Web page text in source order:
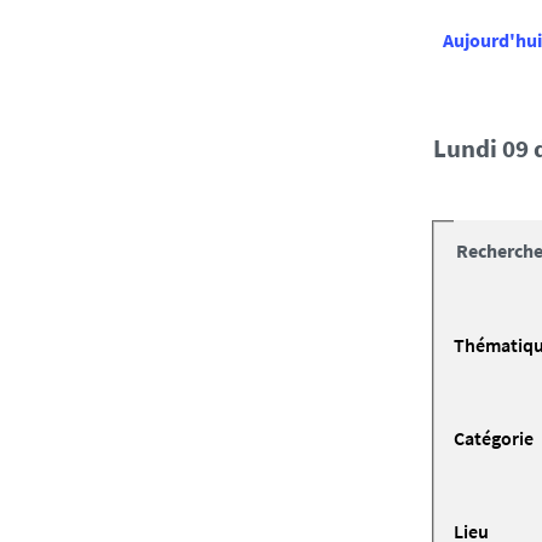
Aujourd'hui
lundi 09
Catégorie
Lieu